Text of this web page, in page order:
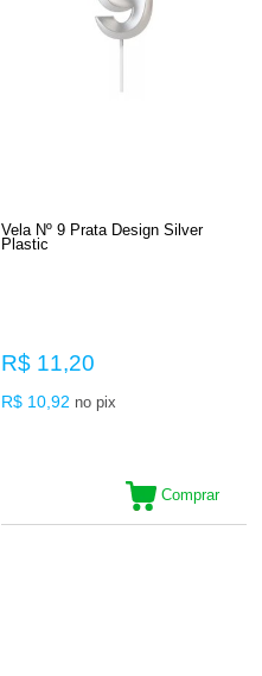
Vela Nº 9 Prata Design Silver
Plastic
R$ 11,20
R$ 10,92 no pix
Comprar